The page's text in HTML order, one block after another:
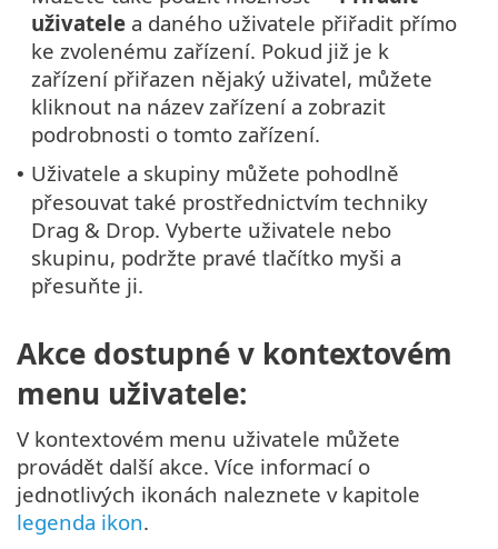
uživatele a daného uživatele přiřadit přímo
ke zvolenému zařízení. Pokud již je k
zařízení přiřazen nějaký uživatel, můžete
kliknout na název zařízení a zobrazit
podrobnosti o tomto zařízení.
• Uživatele a skupiny můžete pohodlně
přesouvat také prostřednictvím techniky
Drag & Drop. Vyberte uživatele nebo
skupinu, podržte pravé tlačítko myši a
přesuňte ji.
Akce dostupné v kontextovém
menu uživatele:
V kontextovém menu uživatele můžete
provádět další akce. Více informací o
jednotlivých ikonách naleznete v kapitole
legenda ikon.